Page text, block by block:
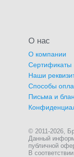
О нас
О компании
Сертификаты
Наши
Способы
Письма и
© 2011-2026,
Данный
публичной
В